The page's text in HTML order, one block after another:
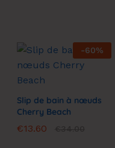
-60%
Slip de bain à nœuds
Cherry Beach
€13.60
€13.60